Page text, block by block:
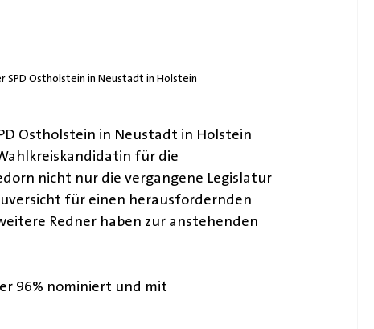
Ostholstein in Neustadt in Holstein
Ostholstein in Neustadt in Holstein
für die
nicht nur die vergangene Legislatur
für einen herausfordernden
Redner haben zur anstehenden
96% nominiert und mit